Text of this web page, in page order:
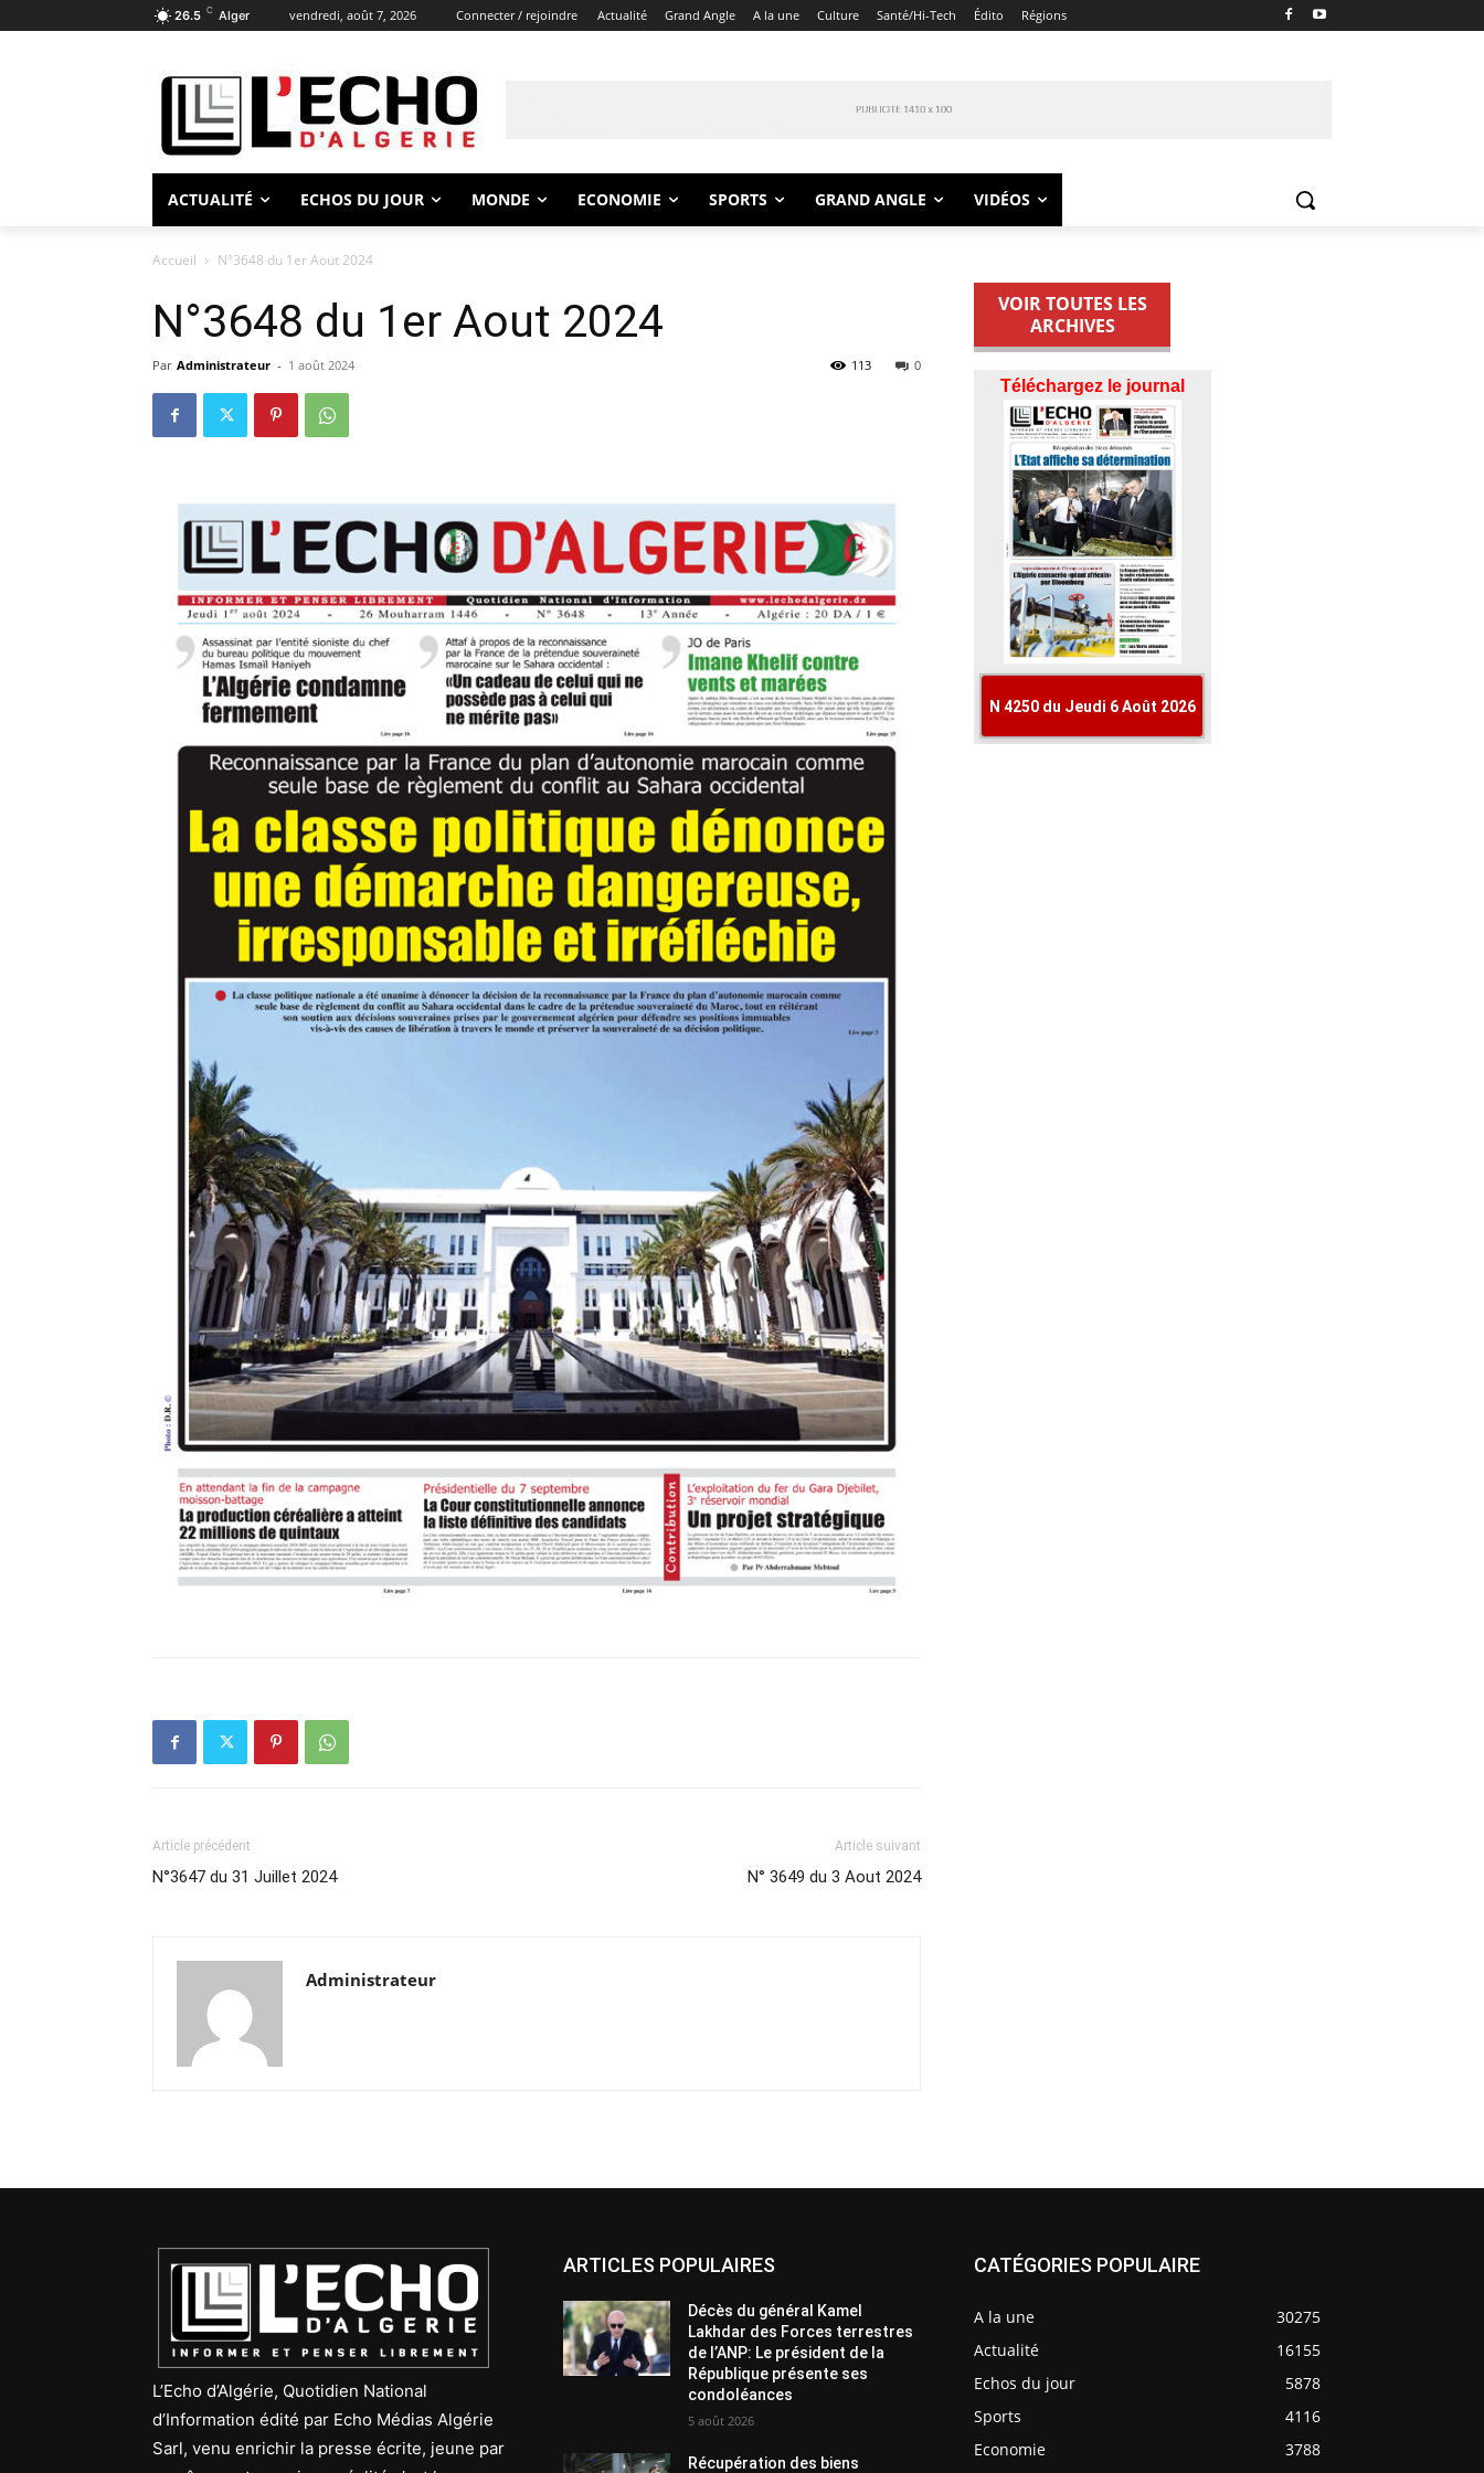
26.5 C Alger vendredi, août 7, 2026 Connecter / rejoindre Actualité Grand Angle A la une Culture Santé/Hi-Tech Édito Régions
ACTUALITÉ ECHOS DU JOUR MONDE ECONOMIE SPORTS GRAND ANGLE VIDÉOS
Accueil N°3648 du 1er Aout 2024
N°3648 du 1er Aout 2024
Par Administrateur - 1 août 2024 0
113
Article précédent
N°3647 du 31 Juillet 2024
Article suivant
N° 3649 du 3 Aout 2024
Administrateur
VOIR TOUTES LES
ARCHIVES
L’Echo d’Algérie, Quotidien National
d’Information édité par Echo Médias Algérie
Sarl, venu enrichir la presse écrite, jeune par
ARTICLES POPULAIRES
Décès du général Kamel
Lakhdar des Forces terrestres
de l’ANP: Le président de la
République présente ses
condoléances
5 août 2026
Récupération des biens
CATÉGORIES POPULAIRE
A la une
30275
Actualité
16155
Echos du jour
5878
Sports
4116
Economie
3788